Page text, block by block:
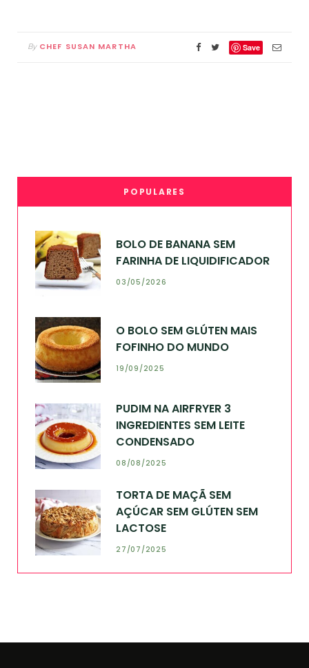
By CHEF SUSAN MARTHA Save
POPULARES
BOLO DE BANANA SEM
FARINHA DE LIQUIDIFICADOR
03/05/2026
O BOLO SEM GLÚTEN MAIS
FOFINHO DO MUNDO
19/09/2025
PUDIM NA AIRFRYER 3
INGREDIENTES SEM LEITE
CONDENSADO
08/08/2025
TORTA DE MAÇÃ SEM
AÇÚCAR SEM GLÚTEN SEM
LACTOSE
27/07/2025